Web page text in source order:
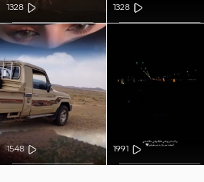
1328
1328
1991
1548